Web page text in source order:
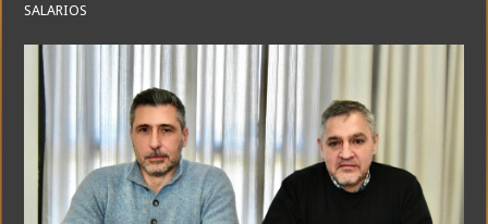
SALARIOS